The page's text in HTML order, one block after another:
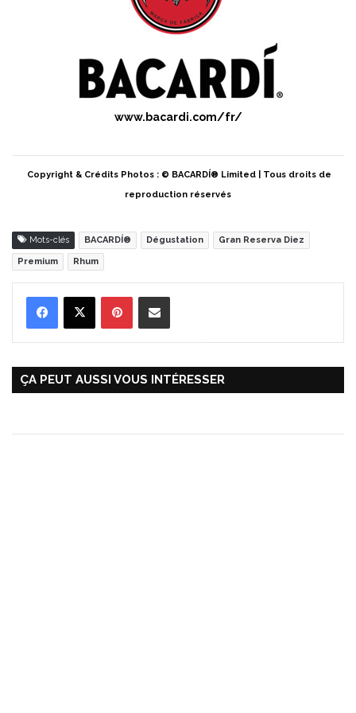
www.bacardi.com/fr/
Copyright & Crédits Photos : © BACARDÍ® Limited | Tous droits de
reproduction réservés
Mots-clés BACARDÍ® Dégustation Gran Reserva Diez
Premium Rhum
ÇA PEUT AUSSI VOUS INTÉRESSER